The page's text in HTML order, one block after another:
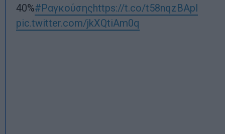
40%#Ραγκούσηςhttps://t.co/t58nqzBApl
pic.twitter.com/jkXQtiAm0q